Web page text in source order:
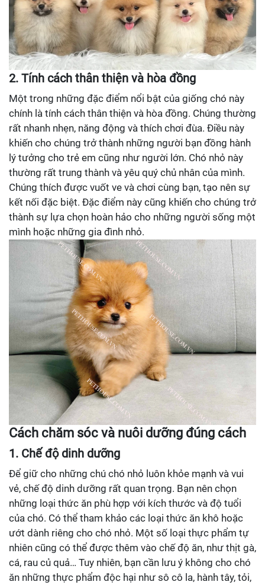
2. Tính cách thân thiện và hòa đồng
Một trong những đặc điểm nổi bật của giống chó này
chính là tính cách thân thiện và hòa đồng. Chúng thường
rất nhanh nhẹn, năng động và thích chơi đùa. Điều này
khiến cho chúng trở thành những người bạn đồng hành
lý tưởng cho trẻ em cũng như người lớn. Chó nhỏ này
thường rất trung thành và yêu quý chủ nhân của mình.
Chúng thích được vuốt ve và chơi cùng bạn, tạo nên sự
kết nối đặc biệt. Đặc điểm này cũng khiến cho chúng trở
thành sự lựa chọn hoàn hảo cho những người sống một
mình hoặc những gia đình nhỏ.
Cách chăm sóc và nuôi dưỡng đúng cách
1. Chế độ dinh dưỡng
Để giữ cho những chú chó nhỏ luôn khỏe mạnh và vui
vẻ, chế độ dinh dưỡng rất quan trọng. Bạn nên chọn
những loại thức ăn phù hợp với kích thước và độ tuổi
của chó. Có thể tham khảo các loại thức ăn khô hoặc
ướt dành riêng cho chó nhỏ. Một số loại thực phẩm tự
nhiên cũng có thể được thêm vào chế độ ăn, như thịt gà,
cá, rau củ quả… Tuy nhiên, bạn cần lưu ý không cho chó
ăn những thực phẩm độc hại như sô cô la, hành tây, tỏi,